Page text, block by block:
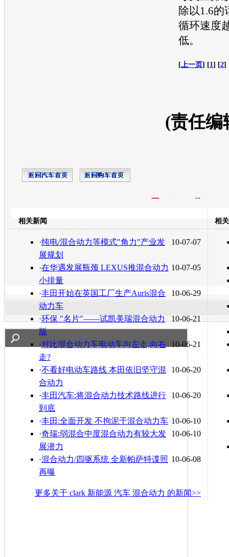
除以1.6的
循环速度
低。
[ 上一页] [1 ] [2]
(责任编
转发至：
相关新闻
10-07-07
·纯电/混合动力等模式"角力"产业发
展规划
10-07-05
·在华遇发展瓶颈 LEXUS推混合动力
小排量
10-06-29
·丰田开始在英国工厂生产Auris混合
动力车
10-06-21
·环保 "名片"——试凯美瑞混合动力
版
10-06-21
·对比混合动力车电动车向左走,向右
走?
10-06-20
·不看好电动车路线 本田依旧坚守混
合动力
10-06-20
·丰田汽车:将混合动力技术路线进行
到底
10-06-10
·丰田:全面开发 不拘泥于混合动力车
10-06-10
·奇瑞:弱混合中度混合动力有较大发
展潜力
10-06-08
·混合动力/四驱系统 全新帕萨特谍照
再曝
更多关于 clark 新能源 汽车 混合动力 的新闻>>
相